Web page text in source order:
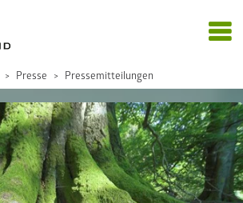
Presse Pressemitteilungen